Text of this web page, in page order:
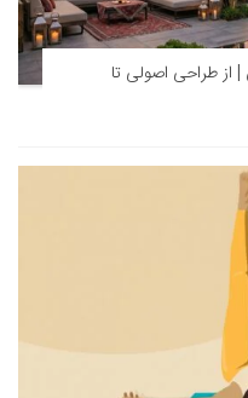
| از طراحی اصولی تا